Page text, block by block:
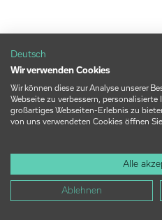
Deutsch
Wir verwenden Cookies
Wir können diese zur Analyse unserer
Webseite zu verbessern,
großartiges Webseiten-Erlebnis zu
von uns verwendeten Cookies öffnen
Alle
Ablehnen